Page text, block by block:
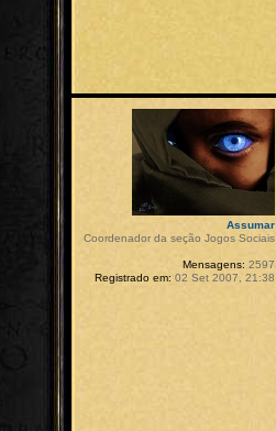
Assumar
Coordenador da seção Jogos Sociais
Mensagens: 2597
Registrado em: 02 Set 2007, 21:38